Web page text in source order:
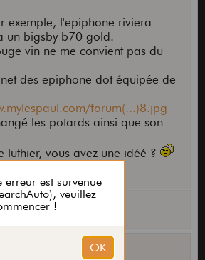
exemple, l'epiphone riviera
un bigsby b70 gold.
vin ne me convient pas du
des epiphone dot équipée de
forum(...)8.jpg
les potards ainsi que son
luthier, vous avez une idéé ?